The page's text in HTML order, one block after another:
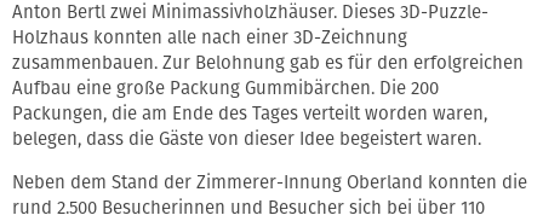
Anton Bertl zwei Minimassivholzhäuser. Dieses 3D-Puzzle-
Holzhaus konnten alle nach einer 3D-Zeichnung
zusammenbauen. Zur Belohnung gab es für den erfolgreichen
Aufbau eine große Packung Gummibärchen. Die 200
Packungen, die am Ende des Tages verteilt worden waren,
belegen, dass die Gäste von dieser Idee begeistert waren.
Neben dem Stand der Zimmerer-Innung Oberland konnten die
rund 2.500 Besucherinnen und Besucher sich bei über 110